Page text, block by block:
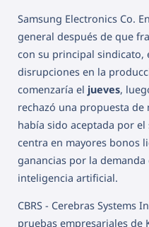
Samsung Electronics Co.
general después de que
con su principal sindicato,
disrupciones en la
comenzaría el jueves,
rechazó una propuesta
había sido aceptada por
centra en mayores bonos
ganancias por la
inteligencia artificial.
CBRS - Cerebras Systems
pruebas empresariales de